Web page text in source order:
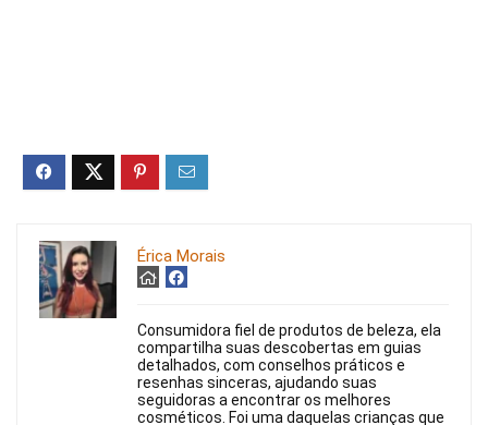
Érica Morais
Consumidora fiel de produtos de beleza, ela
compartilha suas descobertas em guias
detalhados, com conselhos práticos e
resenhas sinceras, ajudando suas
seguidoras a encontrar os melhores
cosméticos. Foi uma daquelas crianças que